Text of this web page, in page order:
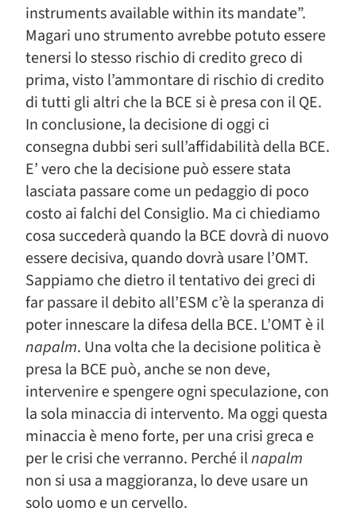
instruments available within its mandate”.
Magari uno strumento avrebbe potuto essere
tenersi lo stesso rischio di credito greco di
prima, visto l’ammontare di rischio di credito
di tutti gli altri che la BCE si è presa con il QE.
In conclusione, la decisione di oggi ci
consegna dubbi seri sull’affidabilità della BCE.
E’ vero che la decisione può essere stata
lasciata passare come un pedaggio di poco
costo ai falchi del Consiglio. Ma ci chiediamo
cosa succederà quando la BCE dovrà di nuovo
essere decisiva, quando dovrà usare l’OMT.
Sappiamo che dietro il tentativo dei greci di
far passare il debito all’ESM c’è la speranza di
poter innescare la difesa della BCE. L’OMT è il
napalm. Una volta che la decisione politica è
presa la BCE può, anche se non deve,
intervenire e spengere ogni speculazione, con
la sola minaccia di intervento. Ma oggi questa
minaccia è meno forte, per una crisi greca e
per le crisi che verranno. Perché ilnapalm
non si usa a maggioranza, lo deve usare un
solo uomo e un cervello.